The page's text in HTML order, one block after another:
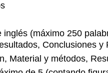
inglés (máximo 250
Conclusiones y
Material y métodos,